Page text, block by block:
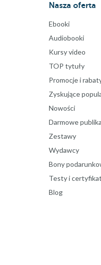
Nasza oferta
Ebooki
Audiobooki
Kursy video
TOP tytuły
Promocje i
Zyskujące
Nowości
Darmowe
Zestawy
Wydawcy
Bony
Testy i
Blog